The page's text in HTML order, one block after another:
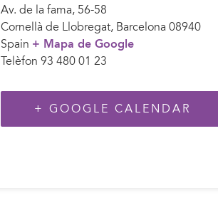
Av. de la fama, 56-58
Cornellà de Llobregat, Barcelona 08940
Spain + Mapa de Google
Telèfon 93 480 01 23
+ GOOGLE CALENDAR